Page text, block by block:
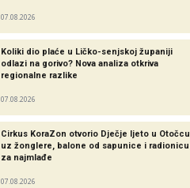
07.08.2026
Koliki dio plaće u Ličko-senjskoj županiji
odlazi na gorivo? Nova analiza otkriva
regionalne razlike​
07.08.2026
Cirkus KoraZon otvorio Dječje ljeto u Otočcu
uz žonglere, balone od sapunice i radionicu
za najmlađe
07.08.2026